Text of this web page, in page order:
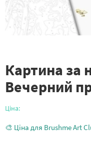
Картина за
Вечерний
Ціна:
🎨 Ціна для Brushme Art